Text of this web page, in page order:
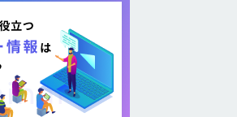
各社が取り組む背景から期
待できるメリット、 […]